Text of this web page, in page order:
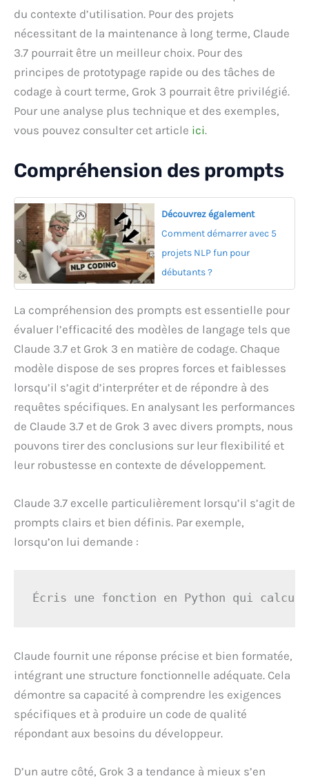
du contexte d’utilisation. Pour des projets
nécessitant de la maintenance à long terme, Claude
3.7 pourrait être un meilleur choix. Pour des
principes de prototypage rapide ou des tâches de
codage à court terme, Grok 3 pourrait être privilégié.
Pour une analyse plus technique et des exemples,
vous pouvez consulter cet article ici.
Compréhension des prompts
Découvrez également
Comment démarrer avec 5
projets NLP fun pour
débutants ?
La compréhension des prompts est essentielle pour
évaluer l’efficacité des modèles de langage tels que
Claude 3.7 et Grok 3 en matière de codage. Chaque
modèle dispose de ses propres forces et faiblesses
lorsqu’il s’agit d’interpréter et de répondre à des
requêtes spécifiques. En analysant les performances
de Claude 3.7 et de Grok 3 avec divers prompts, nous
pouvons tirer des conclusions sur leur flexibilité et
leur robustesse en contexte de développement.
Claude 3.7 excelle particulièrement lorsqu’il s’agit de
prompts clairs et bien définis. Par exemple,
lorsqu’on lui demande :
Écris une fonction en Python qui
Claude fournit une réponse précise et bien formatée,
intégrant une structure fonctionnelle adéquate. Cela
démontre sa capacité à comprendre les exigences
spécifiques et à produire un code de qualité
répondant aux besoins du développeur.
D’un autre côté, Grok 3 a tendance à mieux s’en